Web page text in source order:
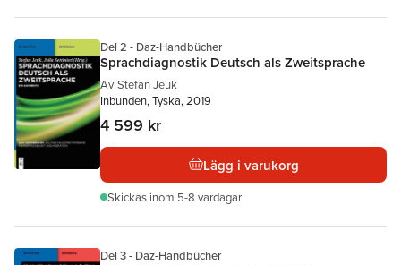
Del 2 - Daz-Handbücher
Sprachdiagnostik Deutsch als Zweitsprache
Av Stefan Jeuk
Inbunden, Tyska, 2019
4 599 kr
Lägg i varukorg
Skickas inom 5-8 vardagar
Del 3 - Daz-Handbücher